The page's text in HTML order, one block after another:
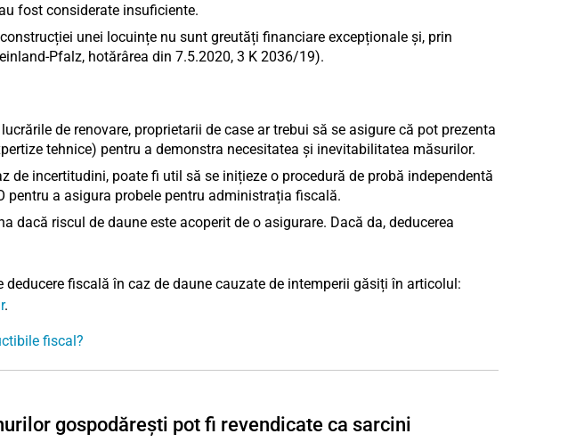
fost considerate insuficiente.
unei locuințe nu sunt greutăți financiare excepționale și, prin
Pfalz, hotărârea din 7.5.2020, 3 K 2036/19).
de renovare, proprietarii de case ar trebui să se asigure că pot prezenta
tehnice) pentru a demonstra necesitatea și inevitabilitatea măsurilor.
de incertitudini, poate fi util să se inițieze o procedură de probă independentă
pentru a asigura probele pentru administrația fiscală.
dacă riscul de daune este acoperit de o asigurare. Dacă da, deducerea
fiscală în caz de daune cauzate de intemperii găsiți în articolul:
.
fiscal?
gospodărești pot fi revendicate ca sarcini